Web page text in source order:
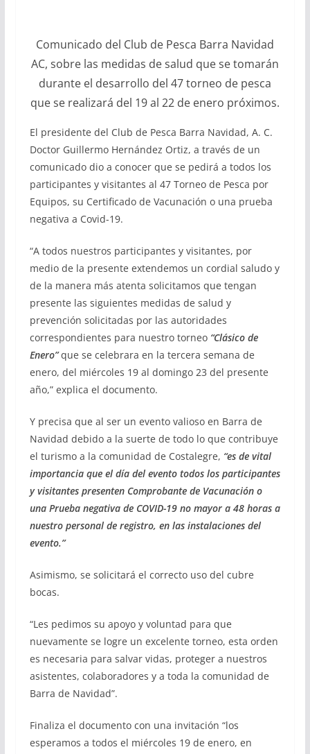
Comunicado del Club de Pesca Barra Navidad
AC, sobre las medidas de salud que se tomarán
durante el desarrollo del 47 torneo de pesca
que se realizará del 19 al 22 de enero próximos.
El presidente del Club de Pesca Barra Navidad, A. C.
Doctor Guillermo Hernández Ortiz, a través de un
comunicado dio a conocer que se pedirá a todos los
participantes y visitantes al 47 Torneo de Pesca por
Equipos, su Certificado de Vacunación o una prueba
negativa a Covid-19.
“A todos nuestros participantes y visitantes, por
medio de la presente extendemos un cordial saludo y
de la manera más atenta solicitamos que tengan
presente las siguientes medidas de salud y
prevención solicitadas por las autoridades
correspondientes para nuestro torneo “Clásico de
Enero”que se celebrara en la tercera semana de
enero, del miércoles 19 al domingo 23 del presente
año,” explica el documento.
Y precisa que al ser un evento valioso en Barra de
Navidad debido a la suerte de todo lo que contribuye
el turismo a la comunidad de Costalegre, “es de vital
importancia que el día del evento todos los participantes
y visitantes presenten Comprobante de Vacunación o
una Prueba negativa de COVID-19 no mayor a 48 horas a
nuestro personal de registro, en las instalaciones del
evento.”
Asimismo, se solicitará el correcto uso del cubre
bocas.
“Les pedimos su apoyo y voluntad para que
nuevamente se logre un excelente torneo, esta orden
es necesaria para salvar vidas, proteger a nuestros
asistentes, colaboradores y a toda la comunidad de
Barra de Navidad”.
Finaliza el documento con una invitación “los
esperamos a todos el miércoles 19 de enero, en